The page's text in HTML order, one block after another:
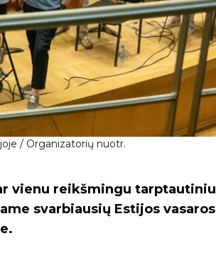
/ Organizatorių nuotr.
vienu reikšmingu tarptautiniu
svarbiausių Estijos vasaros